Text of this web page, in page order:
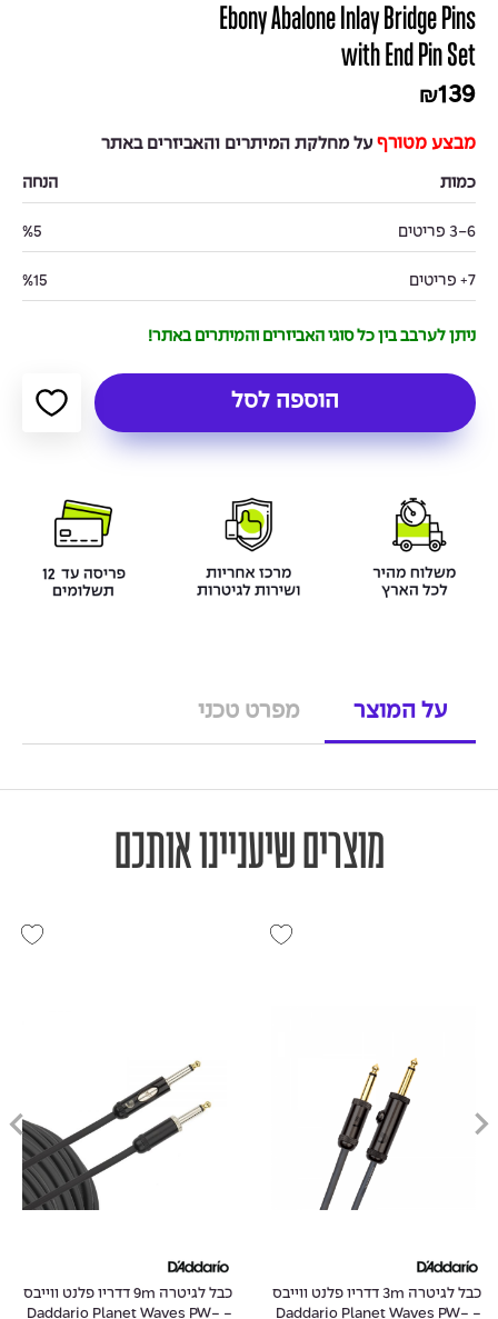
Ebony Abalone Inlay Bridge Pins
with End Pin Set
₪139
מבצע מטורף על מחלקת המיתרים והאביזרים באתר
כמות הנחה
3-6 פריטים %5
7+ פריטים %15
ניתן לערבב בין כל סוגי האביזרים והמיתרים באתר!
הוספה לסל
על המוצר מפרט טכני
מוצרים שיעניינו אותכם
כבל לגיטרה 3m דדריו פלנט ווייבס
- Daddario Planet Waves PW-
כבל לגיטרה 9m דדריו פלנט ווייבס
- Daddario Planet Waves PW-